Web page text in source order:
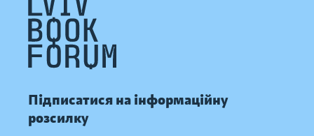
Підписатися на інформаційну
розсилку